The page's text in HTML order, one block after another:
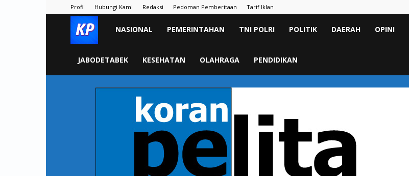
Profil Hubungi Kami Redaksi Pedoman Pemberitaan Tarif Iklan
KORAN
PELITA
NASIONAL PEMERINTAHAN TNI POLRI POLITIK DAERAH OPINI
JABODETABEK KESEHATAN OLAHRAGA PENDIDIKAN